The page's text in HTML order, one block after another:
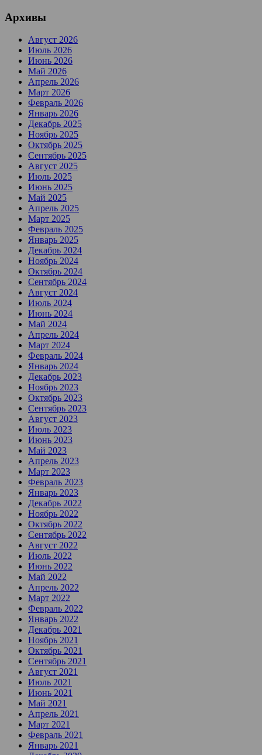
Архивы
Август 2026
Июль 2026
Июнь 2026
Май 2026
Апрель 2026
Март 2026
Февраль 2026
Январь 2026
Декабрь 2025
Ноябрь 2025
Октябрь 2025
Сентябрь 2025
Август 2025
Июль 2025
Июнь 2025
Май 2025
Апрель 2025
Март 2025
Февраль 2025
Январь 2025
Декабрь 2024
Ноябрь 2024
Октябрь 2024
Сентябрь 2024
Август 2024
Июль 2024
Июнь 2024
Май 2024
Апрель 2024
Март 2024
Февраль 2024
Январь 2024
Декабрь 2023
Ноябрь 2023
Октябрь 2023
Сентябрь 2023
Август 2023
Июль 2023
Июнь 2023
Май 2023
Апрель 2023
Март 2023
Февраль 2023
Январь 2023
Декабрь 2022
Ноябрь 2022
Октябрь 2022
Сентябрь 2022
Август 2022
Июль 2022
Июнь 2022
Май 2022
Апрель 2022
Март 2022
Февраль 2022
Январь 2022
Декабрь 2021
Ноябрь 2021
Октябрь 2021
Сентябрь 2021
Август 2021
Июль 2021
Июнь 2021
Май 2021
Апрель 2021
Март 2021
Февраль 2021
Январь 2021